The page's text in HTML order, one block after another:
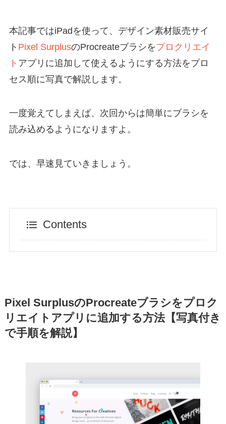
本記事ではiPadを使って、デザイン素材販売サイ
ト Pixel SurplusのProcreateブラシをプロクリエイ
ト アプリに追加して使えるようにする方法をプロ
セス順に写真で解説します。
一度覚えてしまえば、次回からは簡単にブラシを
読み込めるようになりますよ。
では、早速見ていきましょう。
Contents
Pixel SurplusのProcreateブラシをプロク
リエイトアプリに追加する方法【写真付き
で手順を解説】